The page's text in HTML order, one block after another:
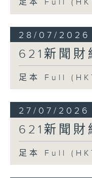
足本 Full
28/07/2026
621新聞財
足本 Full
27/07/2026
621新聞財
足本 Full